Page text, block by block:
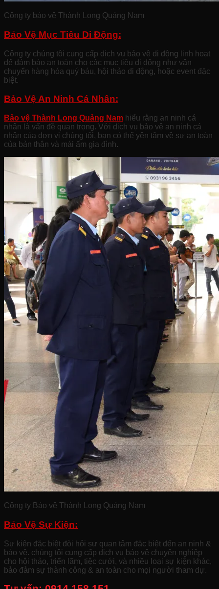
Công ty bảo vệ Thành Long Quảng Nam
Bảo Vệ Mục Tiêu Di Động:
Công ty chúng tôi cung cấp dịch vụ bảo vệ di động linh hoạt
để đảm bảo an toàn cho các mục tiêu di động như vận
chuyển hàng hóa quý báu, hội thảo di động, hoặc event đặc
biệt.
Bảo Vệ An Ninh Cá Nhân:
Bảo vệ Thành Long Quảng Nam hiểu rằng an ninh cá
nhân là vấn đề quan trọng. Với dịch vụ bảo vệ an ninh cá
nhân của đơn vị chúng tôi, bạn có thể yên tâm về sự an toàn
của bản thân và mái ấm gia đình.
Công ty Bảo vệ Thành Long Quảng Nam
Bảo Vệ Sự Kiện:
Sự kiện đặc biệt đòi hỏi sự quan tâm đặc biệt đến an ninh &
bảo vệ. chúng tôi cung cấp dịch vụ bảo vệ chuyên nghiệp
cho hội thảo, triển lãm, tiệc cưới, và nhiều loại sự kiện khác,
bảo đảm sự thành công & an toàn cho mọi người tham dự.